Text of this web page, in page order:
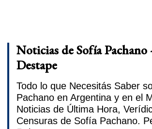
Noticias de Sofía Pachano
Destape
Todo lo que Necesitás Saber
Pachano en Argentina y en el
Noticias de Última Hora,
Censuras de Sofía Pachano.